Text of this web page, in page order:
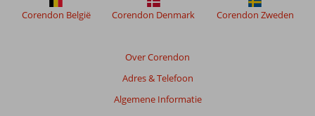
om
Over Corendon
Adres & Telefoon
Algemene Informatie
Corendon België Corendon Denmark Corendon Zweden